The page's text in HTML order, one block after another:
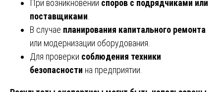
При возникновении споров с подрядчиками или
поставщиками
В случае планирования капитального ремонта
или модернизации оборудования.
Для проверки соблюдения техники
безопасности на предприятии.